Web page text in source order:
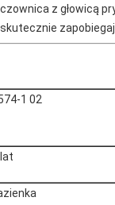
z głowicą
1 02